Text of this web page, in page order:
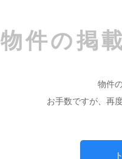
物件の掲
物件
お手数ですが、再